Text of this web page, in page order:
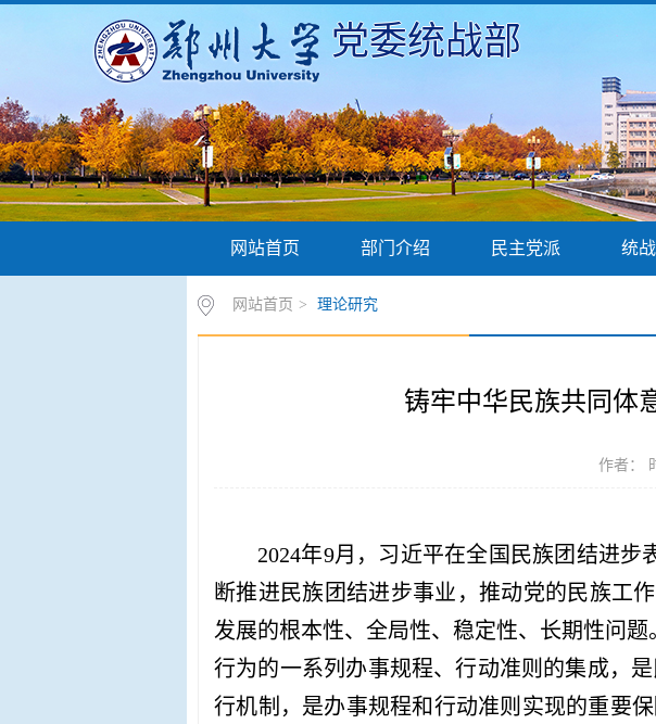
党委统战部
网站首页 部门介绍 民主党派 统
网站首页 > 理论研究
铸牢中华民族共同体
作者：
2024年9月，习近平在全国民族团结进
断推进民族团结进步事业，推动党的民族工
发展的根本性、全局性、稳定性、长期性问
行为的一系列办事规程、行动准则的集成，
行机制，是办事规程和行动准则实现的重要